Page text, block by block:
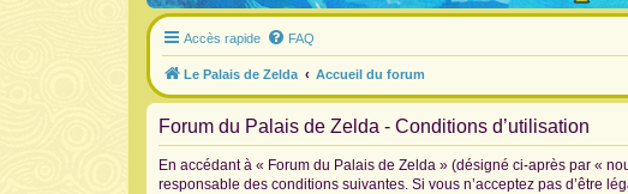
Accès rapide FAQ
Le Palais de Zelda Accueil du forum
Forum du Palais de Zelda - Conditions d’utilisation
En accédant à « Forum du Palais de Zelda » (désigné ci-après par «
responsable des conditions suivantes. Si vous n’acceptez pas d’être